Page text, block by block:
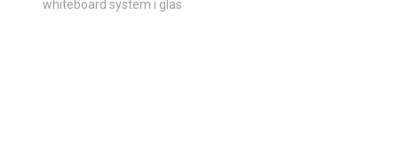
whiteboard system i glas